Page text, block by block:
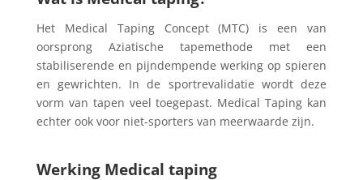
Het Medical Taping Concept (MTC) is een van
oorsprong Aziatische tapemethode met een
stabiliserende en pijndempende werking op spieren
en gewrichten. In de sportrevalidatie wordt deze
vorm van tapen veel toegepast. Medical Taping kan
echter ook voor niet-sporters van meerwaarde zijn.
Werking Medical taping